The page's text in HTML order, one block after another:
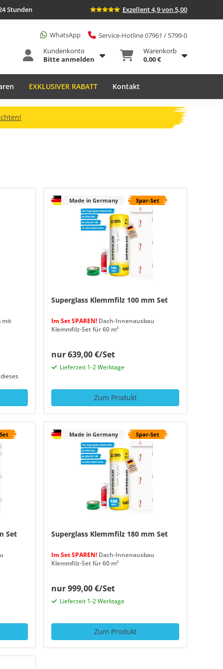
Stunden Exzellent 4,9 von 5,00
WhatsApp
Service-Hotline 07961 / 5799-0
Kundenkonto
Bitte anmelden
Warenkorb
0,00 €
EXKLUSIVER RABATT Kontakt
mit
Made in Germany Spar-Set
Superglass Klemmfilz 100 mm Set
Im Set SPAREN! Dach-Innenausbau
Klemmfilz-Set für 60 m²
nur 639,00 €/Set
Lieferzeit 1-2 Werktage
Zum Produkt
Set
Made in Germany Spar-Set
Superglass Klemmfilz 180 mm Set
Im Set SPAREN! Dach-Innenausbau
Klemmfilz-Set für 60 m²
nur 999,00 €/Set
Lieferzeit 1-2 Werktage
Zum Produkt